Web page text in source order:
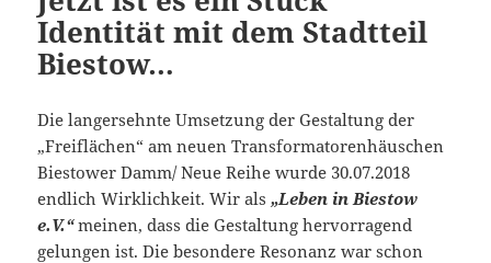
Identität mit dem Stadtteil
Biestow…
Die langersehnte Umsetzung der Gestaltung der
„Freiflächen“ am neuen Transformatorenhäuschen
Biestower Damm/ Neue Reihe wurde 30.07.2018
endlich Wirklichkeit. Wir als„Leben in Biestow
e.V.“meinen, dass die Gestaltung hervorragend
gelungen ist. Die besondere Resonanz war schon